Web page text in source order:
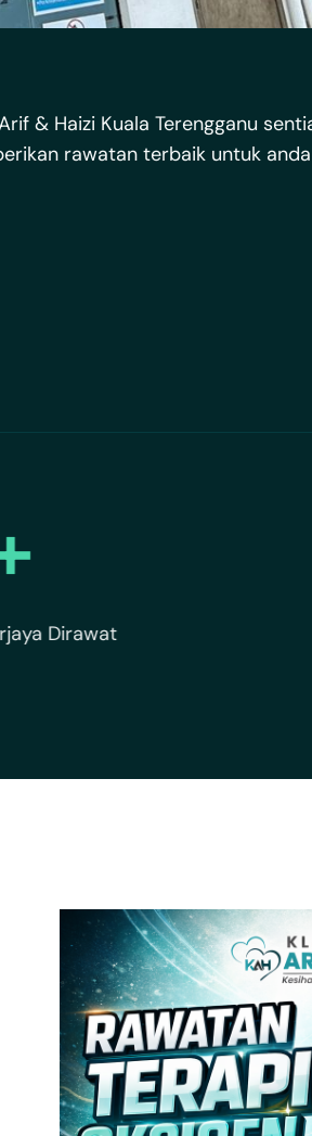
& Haizi Kuala Terengganu
rawatan terbaik untuk
Dirawat